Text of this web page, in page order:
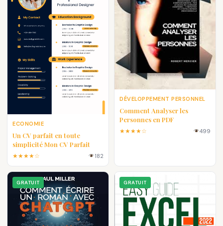
ECONOMIE
Un CV parfait en toute
simplicité Mon CV Parfait
★★★★☆ 182
DÉVELOPPEMENT PERSONNEL
Comment Analyser les
Personnes en PDF
★★★★☆ 499
GRATUIT GRATUIT